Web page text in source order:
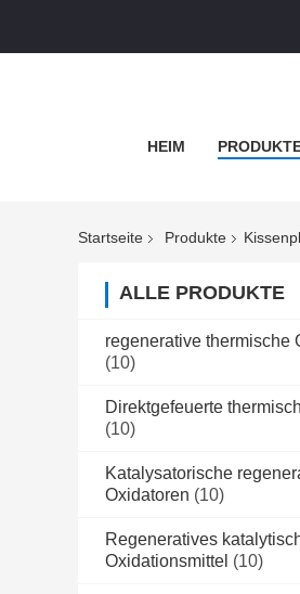
HEIM
Startseite Produkte
ALLE PRODUKTE
regenerative thermische
(10)
Direktgefeuerte
(10)
Katalysatorische
Oxidatoren (10)
Regeneratives
Oxidationsmittel (10)